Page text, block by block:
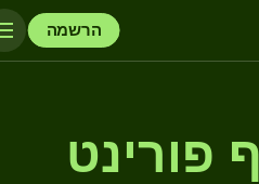
הרשמה
פורינט